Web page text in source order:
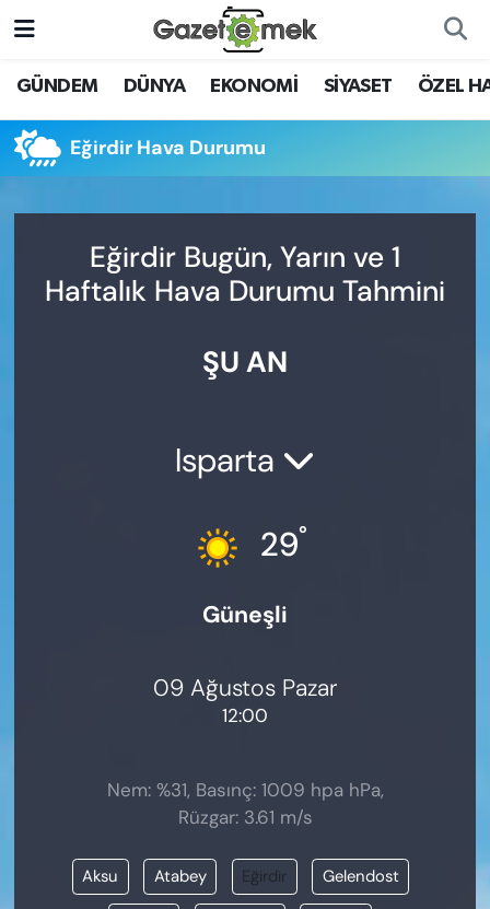
GÜNDEM DÜNYA EKONOMİ SİYASET ÖZEL
Eğirdir Hava Durumu
Eğirdir Bugün, Yarın ve 1
Haftalık Hava Durumu Tahmini
ŞU AN
Isparta
29°
Güneşli
09 Ağustos Pazar
12:00
Nem: %31, Basınç: 1009 hpa hPa,
Rüzgar: 3.61 m/s
Aksu Atabey Eğirdir Gelendost
DÜNYA
EKONOMİ
YENİ MEDYADA EMEK
GAZETECİLİĞİNİ GELİŞTİRMEK
ÖZEL HABER
SİYASET
Nöbetçi Eczaneler
Hava Durumu
Trafik Durumu
Süper Lig Puan Durumu ve Fikstür